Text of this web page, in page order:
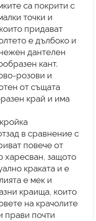
са покрити с
точки и
придават
е дълбоко и
дантелен
кант.
розови и
от същата
край и има
в сравнение с
повече от
харесван, защото
краката и е
е мек и
краища, които
на крачолите
прави почти